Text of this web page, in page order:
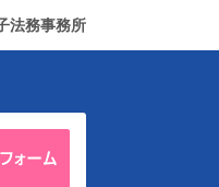
法務事務所